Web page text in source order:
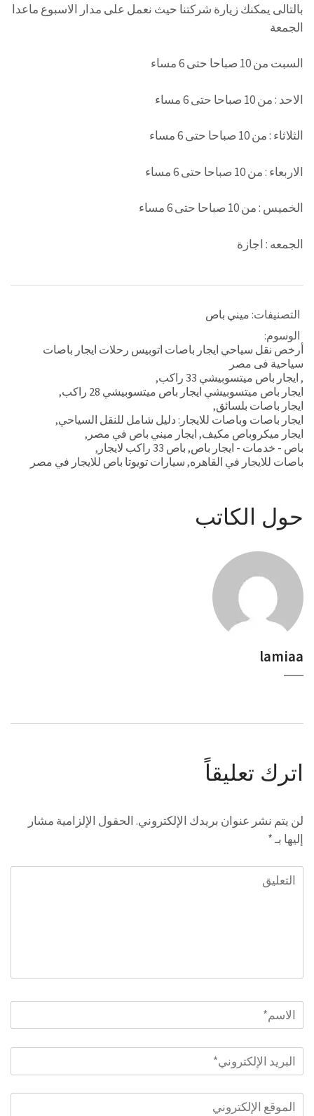
بالتالى يمكنك زيارة شركتنا حيث نعمل على مدار الاسبوع ماعدا
الجمعة
السبت من 10 صباحا حتى 6 مساء
الاحد : من 10 صباحا حتى 6 مساء
الثلاثاء : من 10 صباحا حتى 6 مساء
الاربعاء : من 10 صباحا حتى 6 مساء
الخميس : من 10 صباحا حتى 6 مساء
الجمعه : اجازة
التصنيفات: ميني باص
الوسوم:
أرخص نقل سياحي ايجار باصات اتوبيس رحلات ايجار باصات
سياحية فى مصر
, ايجار باص ميتسوبيشي 33 راكب
,
ايجار باص ميتسوبيشي ايجار باص ميتسوبيشي 28 راكب
,
ايجار باصات بلسائق,
ايجار باصات وباصات للايجار: دليل شامل للنقل السياحي,
ايجار ميكروباص مكيف, ايجار ميني باص في مصر ,
باص - خدمات - ايجار باص, باص 33 راكب لايجار
,
باصات للايجار في القاهره, سيارات تويوتا باص للايجار في مصر
حول الكاتب
lamiaa
اترك تعليقاً
لن يتم نشر عنوان بريدك الإلكتروني. الحقول الإلزامية مشار
إليها بـ*
التعليق
الاسم
البريد
الإلكتروني*
الموقع